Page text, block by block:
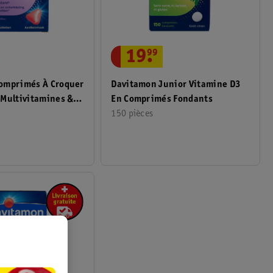
À Croquer
&
Davitamon Junior Vitamine D3
En Comprimés Fondants
150 pièces
19.
99